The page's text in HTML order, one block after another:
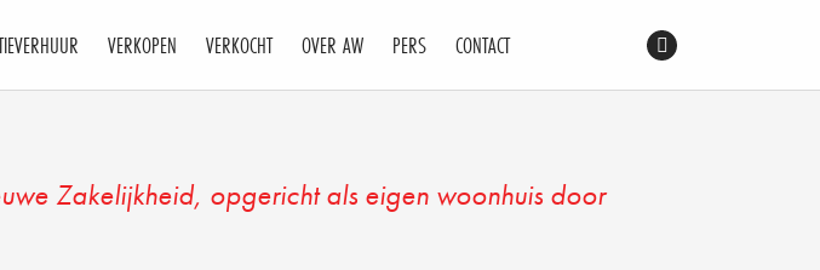
VERKOPEN VERKOCHT OVER AW PERS CONTACT
POELS
Zakelijkheid, opgericht als eigen woonhuis door